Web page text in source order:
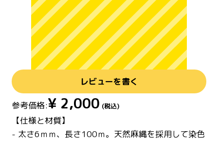
レビューを書く
参考価格:¥ 2,000 (税込)
【仕様と材質】
- 太さ6ｍｍ、長さ100ｍ。天然麻縄を採用して染色